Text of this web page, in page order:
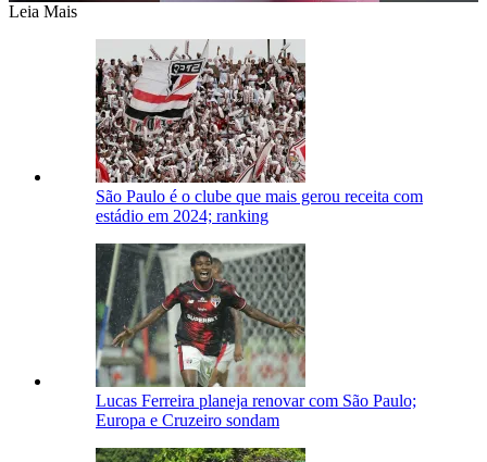
Leia Mais
São Paulo é o clube que mais gerou receita com
estádio em 2024; ranking
Lucas Ferreira planeja renovar com São Paulo;
Europa e Cruzeiro sondam